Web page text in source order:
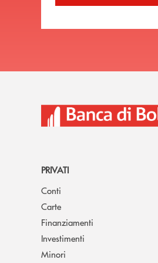
PRIVATI
Conti
Carte
Finanziamenti
Investimenti
Minori